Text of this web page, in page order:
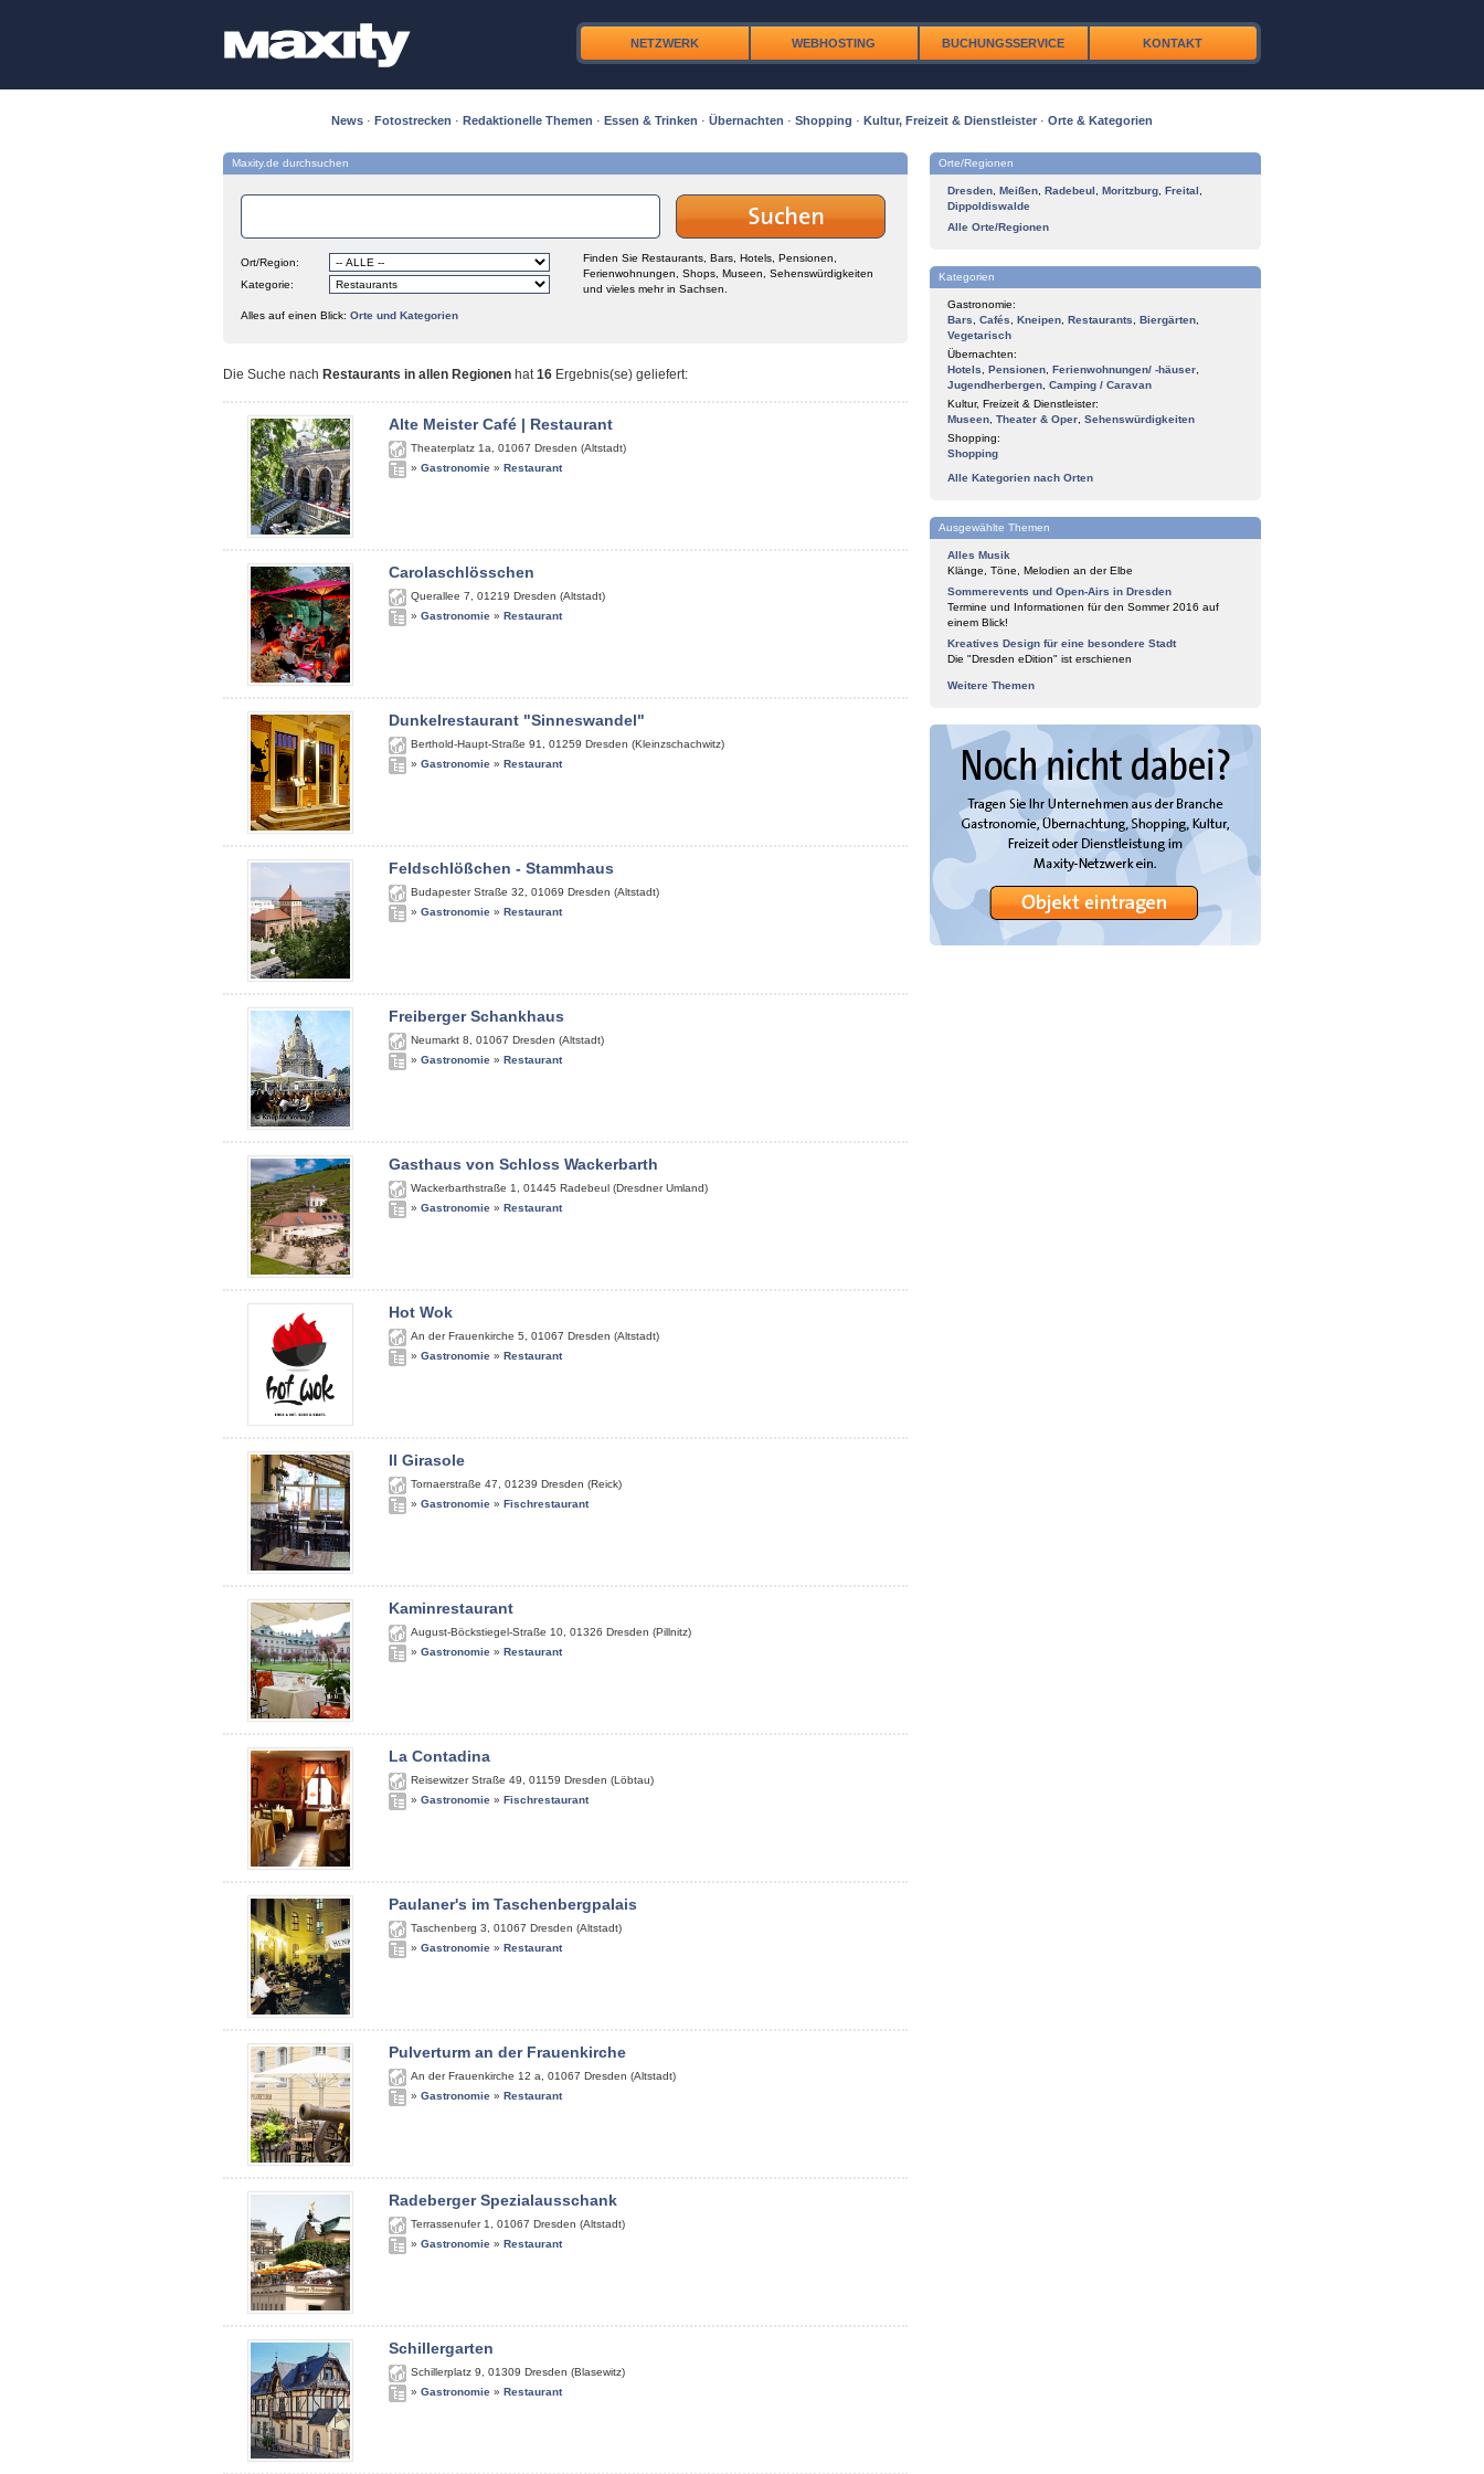
NETZWERK WEBHOSTING BUCHUNGSSERVICE KONTAKT
News · Fotostrecken · Redaktionelle Themen · Essen & Trinken · Übernachten · Shopping · Kultur, Freizeit & Dienstleister · Orte & Kategorien
Maxity.de durchsuchen
Ort/Region:
Kategorie:
Finden Sie Restaurants, Bars, Hotels, Pensionen,
Ferienwohnungen, Shops, Museen, Sehenswürdigkeiten
und vieles mehr in Sachsen.
Alles auf einen Blick: Orte und Kategorien
Die Suche nach Restaurants in allen Regionen hat16 Ergebnis(se) geliefert:
Alte Meister Café | Restaurant
Theaterplatz 1a 01067 Dresden (Altstadt)
» Gastronomie » Restaurant
Carolaschlösschen
Querallee 7 01219 Dresden (Altstadt)
» Gastronomie » Restaurant
Dunkelrestaurant "Sinneswandel"
Berthold-Haupt-Straße 91 01259 Dresden (Kleinzschachwitz)
» Gastronomie » Restaurant
Feldschlößchen - Stammhaus
Budapester Straße 32 01069 Dresden (Altstadt)
» Gastronomie » Restaurant
Freiberger Schankhaus
Neumarkt 8 01067 Dresden (Altstadt)
» Gastronomie » Restaurant
Gasthaus von Schloss Wackerbarth
Wackerbarthstraße 1 01445 Radebeul (Dresdner Umland)
» Gastronomie » Restaurant
Hot Wok
An der Frauenkirche 5 01067 Dresden (Altstadt)
» Gastronomie » Restaurant
Il Girasole
Tornaerstraße 47 01239 Dresden (Reick)
» Gastronomie » Fischrestaurant
Kaminrestaurant
August-Böckstiegel-Straße 10 01326 Dresden (Pillnitz)
» Gastronomie » Restaurant
La Contadina
Reisewitzer Straße 49 01159 Dresden (Löbtau)
» Gastronomie » Fischrestaurant
Paulaner's im Taschenbergpalais
Taschenberg 3 01067 Dresden (Altstadt)
» Gastronomie » Restaurant
Pulverturm an der Frauenkirche
An der Frauenkirche 12 a 01067 Dresden (Altstadt)
» Gastronomie » Restaurant
Radeberger Spezialausschank
Terrassenufer 1 01067 Dresden (Altstadt)
» Gastronomie » Restaurant
Schillergarten
Schillerplatz 9 01309 Dresden (Blasewitz)
» Gastronomie » Restaurant
Orte/Regionen
Dresden Meißen Radebeul Moritzburg Freital
Dippoldiswalde
Alle Orte/Regionen
Kategorien
Gastronomie:
Bars
Cafés Kneipen Restaurants Biergärten
Vegetarisch
Übernachten:
Hotels
Pensionen Ferienwohnungen/ -häuser
Jugendherbergen Camping / Caravan
Kultur, Freizeit & Dienstleister:
Museen Theater & Oper Sehenswürdigkeiten
Shopping:
Shopping
Alle Kategorien nach Orten
Ausgewählte Themen
Alles Musik
Klänge, Töne, Melodien an der Elbe
Sommerevents und Open-Airs in Dresden
Termine und Informationen für den Sommer 2016 auf
einem Blick!
Kreatives Design für eine besondere Stadt
Die "Dresden eDition" ist erschienen
Weitere Themen